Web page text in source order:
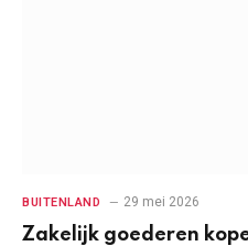
BUITENLAND 29 mei 2026
Zakelijk goederen